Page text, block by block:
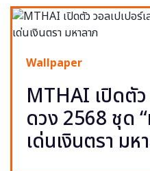
Wallpaper
MTHAI เปิดตัว
ดวง 2568 ชุด
เด่นเงินตรา มห